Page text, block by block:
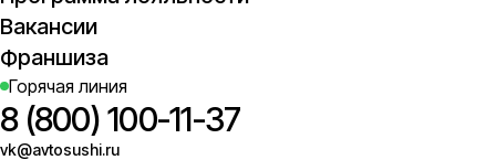
Вакансии
Франшиза
Горячая линия
8 (800) 100-11-37
vk@avtosushi.ru